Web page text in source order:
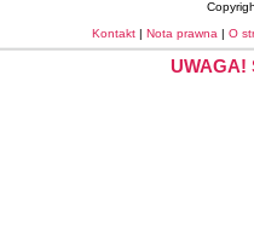
Kontakt
Nota prawna O
UWAGA!